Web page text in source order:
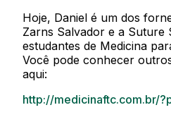
Hoje, Daniel é um dos
Zarns Salvador e a Suture
estudantes de Medicina
Você pode conhecer
aqui:
http://medicinaftc.com.br/